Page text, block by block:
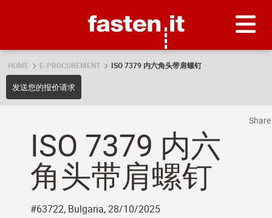
HOME E-PROCUREMENT ISO 7379 内六角头带肩螺钉
发送您的报价请求
ISO 7379 内六
角头带肩螺钉
#63722, Bulgaria, 28/10/2025
Share